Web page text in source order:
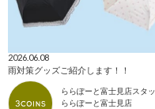
2026.06.08
雨対策グッズご紹介します！！
ららぽーと富士見店スタ
ららぽーと富士見店